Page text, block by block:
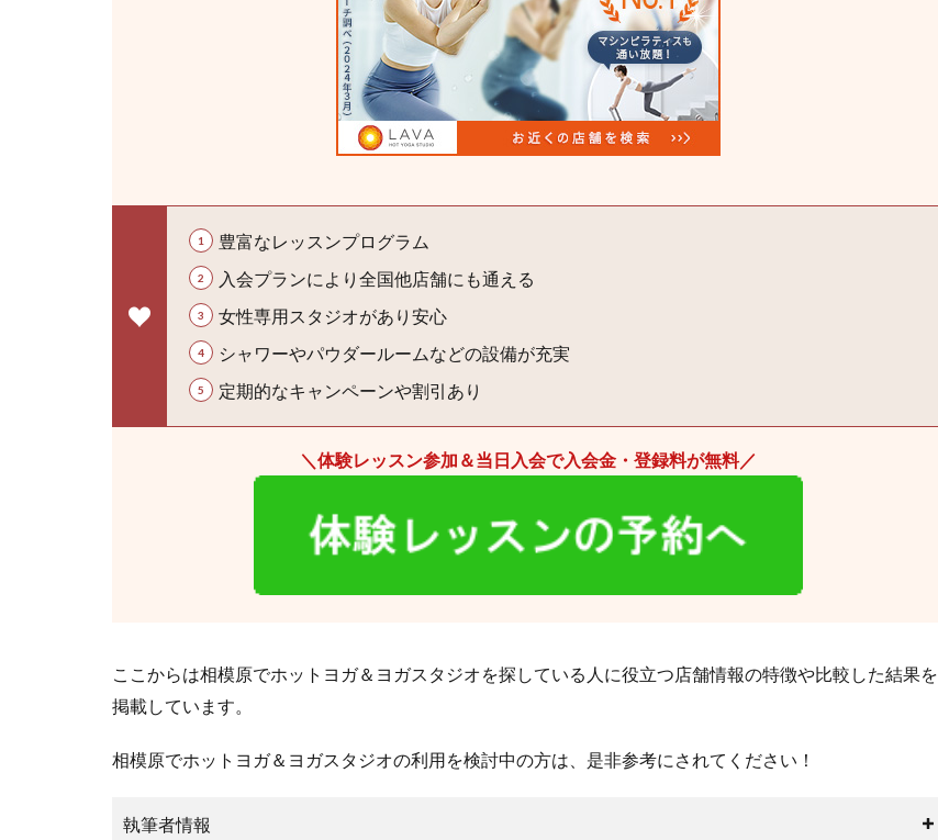
豊富なレッスンプログラム
入会プランにより全国他店舗にも通える
女性専用スタジオがあり安心
シャワーやパウダールームなどの設備が充実
定期的なキャンペーンや割引あり
＼体験レッスン参加＆当日入会で入会金・登録料が無料／
ここからは相模原でホットヨガ＆ヨガスタジオを探している人に役立つ店舗情報の特徴や比較した結果を
掲載しています。
相模原でホットヨガ＆ヨガスタジオの利用を検討中の方は、是非参考にされてください！
執筆者情報